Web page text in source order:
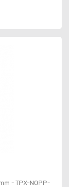
- TPX-NOPP-